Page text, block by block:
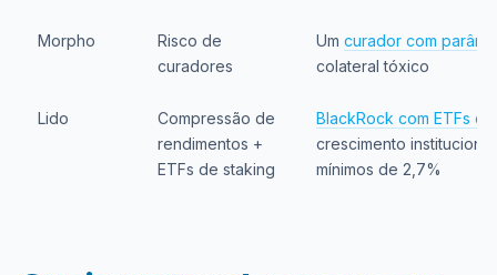
Morpho
Risco de
curadores
Um curador com
colateral tóxico
Lido
Compressão de
rendimentos +
ETFs de staking
BlackRock com ETFs
crescimento
mínimos de 2,7%